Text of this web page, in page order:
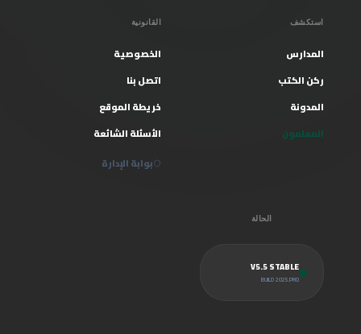
استكشف
المدارس
ركن الكتب
المدونة
المعلمون
القانونية
الخصوصية
اتصل بنا
خريطة الموقع
الأسئلة الشائعة
بوابة الإدارة
الحالة
V5.5 STABLE
BUILD 2025.PRO